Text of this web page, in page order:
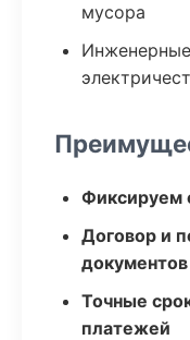
мусора
Фиксируем
Договор и
документов
Точные
платежей